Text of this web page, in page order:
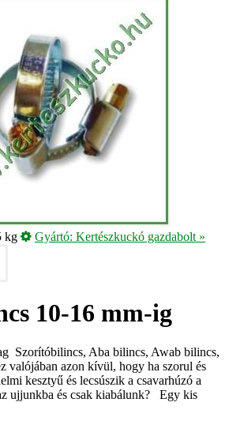
kg Gyártó: Kertészkuckó gazdabolt »
10-16 mm-ig
Szorítóbilincs, Aba bilincs, Awab bilincs,
valójában azon kívül, hogy ha szorul és
kesztyű és lecsúszik a csavarhúzó a
ujjunkba és csak kiabálunk? Egy kis